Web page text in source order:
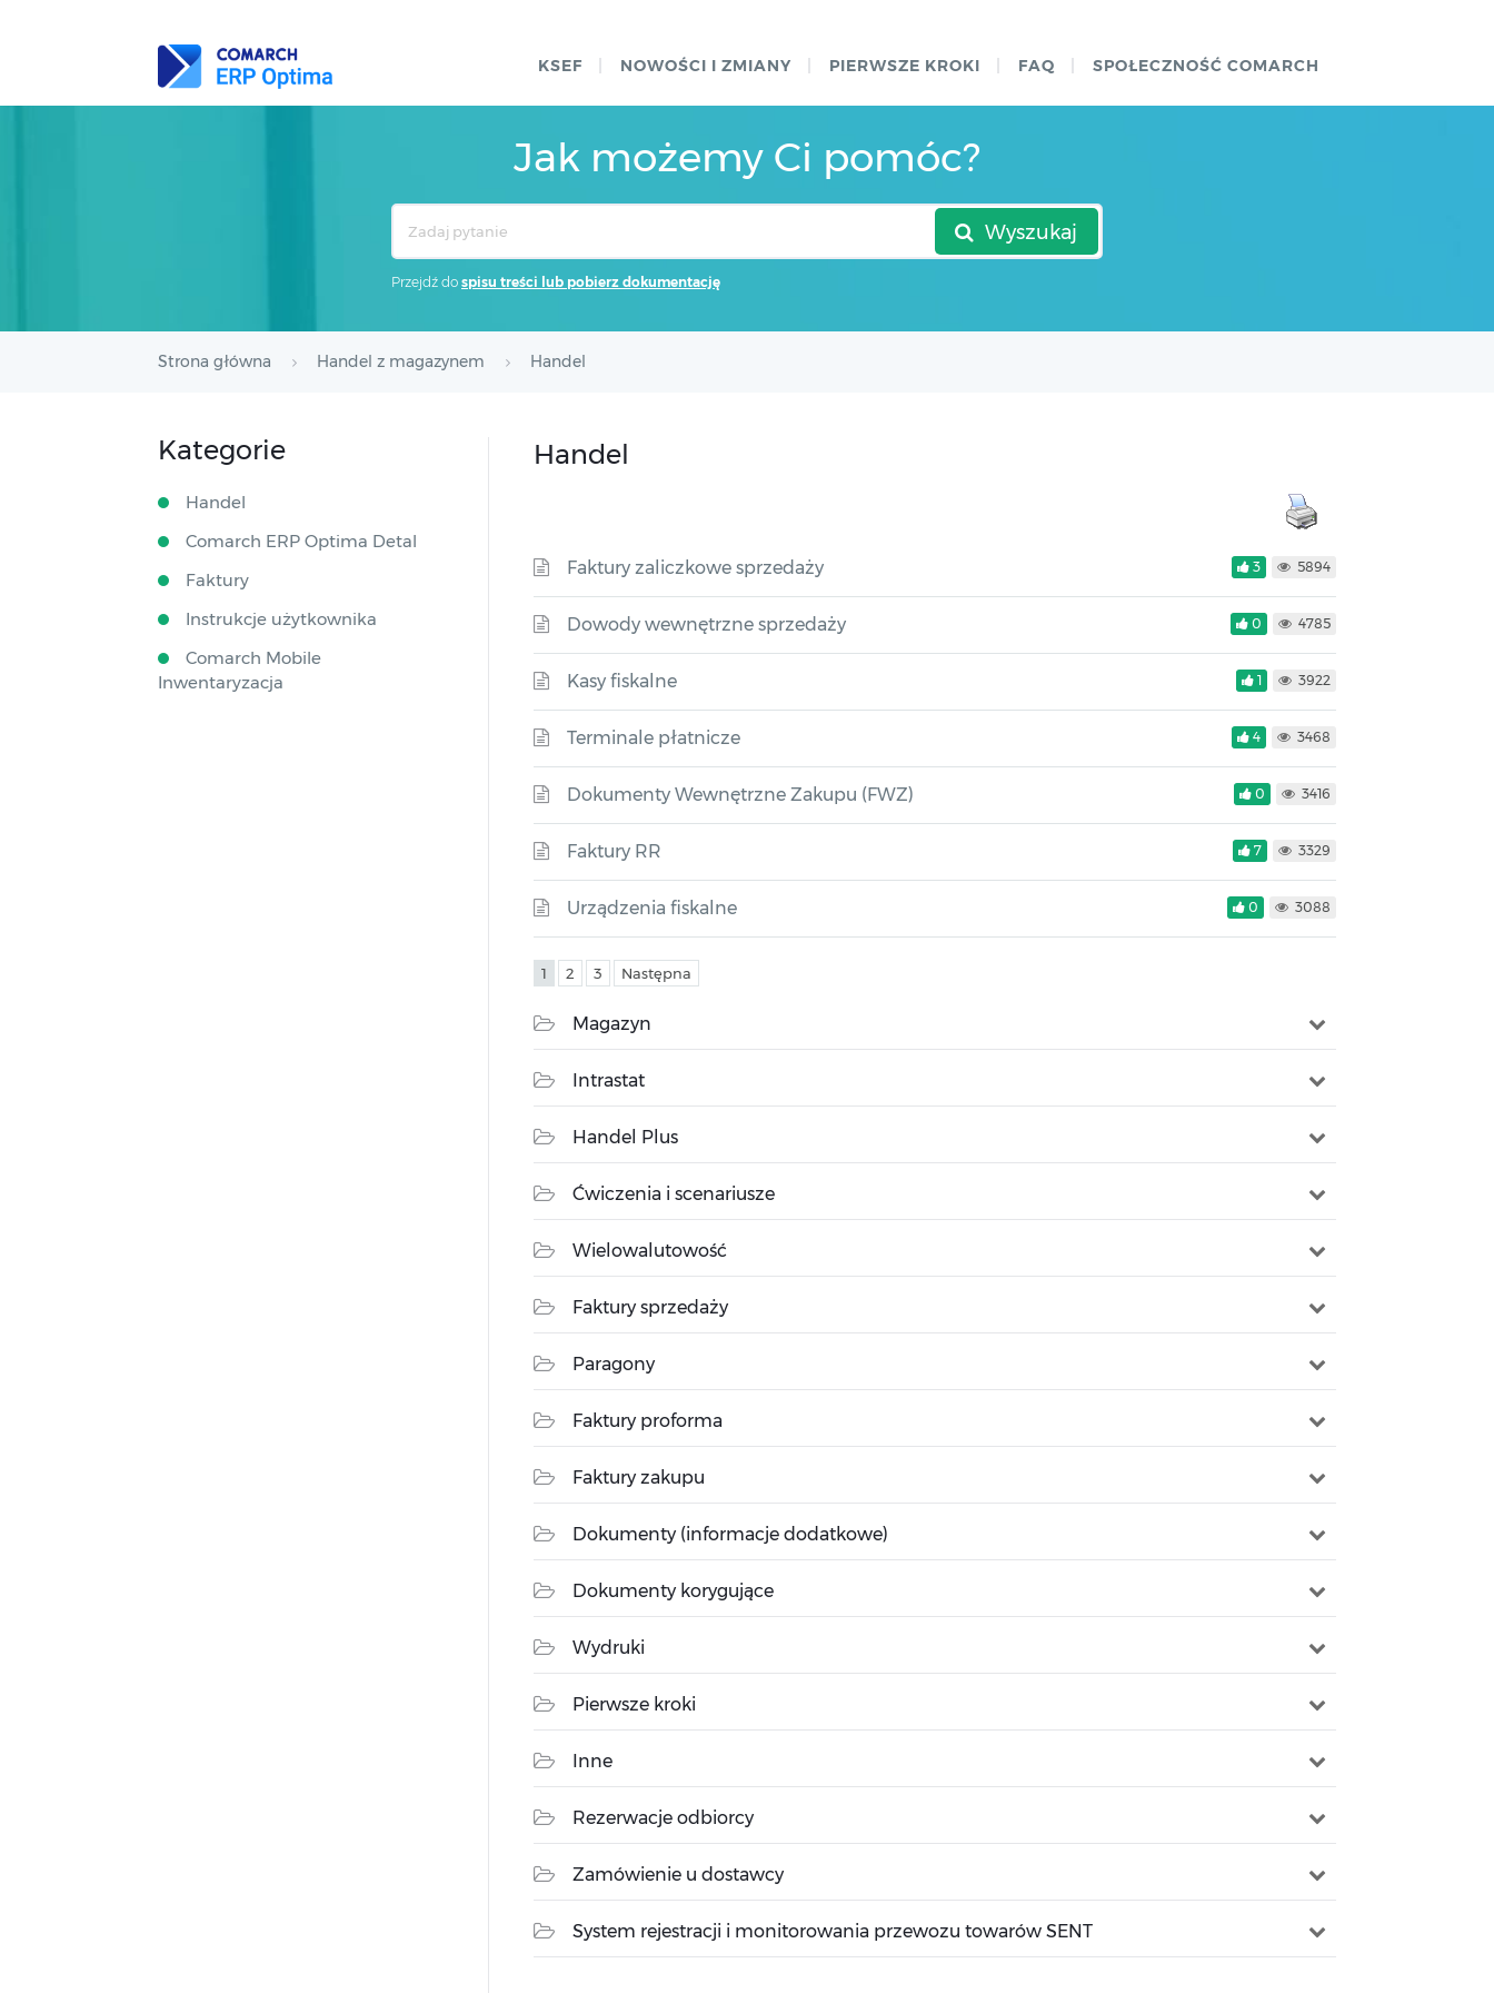
KSEF NOWOŚCI I ZMIANY PIERWSZE KROKI FAQ SPOŁECZNOŚĆ COMARCH
Jak możemy Ci pomóc?
Wyszukaj
Przejdź do spisu treści lub pobierz dokumentację
Strona główna Handel z magazynem Handel
Handel
Faktury zaliczkowe sprzedaży 3 5894
Dowody wewnętrzne sprzedaży 0 4785
Kasy fiskalne 1 3922
Terminale płatnicze 4 3468
Dokumenty Wewnętrzne Zakupu (FWZ) 0 3416
Faktury RR 7 3329
Urządzenia fiskalne 0 3088
1 2 3 Następna
Magazyn
Intrastat
Handel Plus
Ćwiczenia i scenariusze
Wielowalutowość
Faktury sprzedaży
Paragony
Faktury proforma
Faktury zakupu
Dokumenty (informacje dodatkowe)
Dokumenty korygujące
Wydruki
Pierwsze kroki
Inne
Rezerwacje odbiorcy
Zamówienie u dostawcy
System rejestracji i monitorowania przewozu towarów SENT
Kategorie
Handel
Comarch ERP Optima Detal
Faktury
Instrukcje użytkownika
Comarch Mobile
Inwentaryzacja